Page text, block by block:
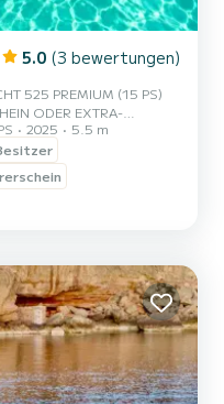
5.0 (3 bewertungen)
525 PREMIUM (15 PS)
ODER EXTRA-
| IM MIETPREIS
UND SCHNORCHEL-
DU EIN
INSEL IBIZA ERLEBEN. |
GESCHENK BEI
6 PERSONEN. | | •...
2025
5.5 m